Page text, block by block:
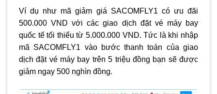
Ví dụ như mã giảm giá SACOMFLY1 có ưu đãi
500.000 VND với các giao dịch đặt vé máy bay
quốc tế tối thiểu từ 5.000.000 VND. Tức là khi nhập
mã SACOMFLY1 vào bước thanh toán của giao
dịch đặt vé máy bay trên 5 triệu đồng bạn sẽ được
giảm ngay 500 nghìn đồng.